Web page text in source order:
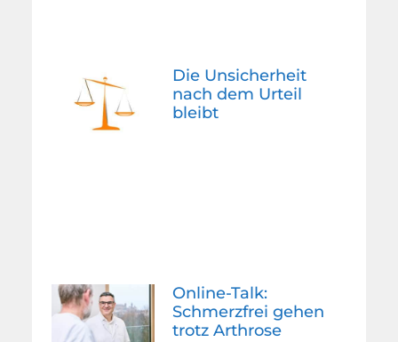
Die Unsicherheit
nach dem Urteil
bleibt
Online-Talk:
Schmerzfrei gehen
trotz Arthrose